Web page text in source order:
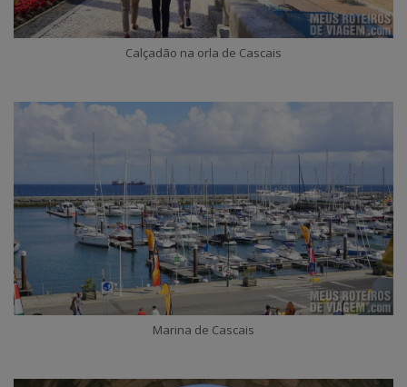
Calçadão na orla de Cascais
Marina de Cascais